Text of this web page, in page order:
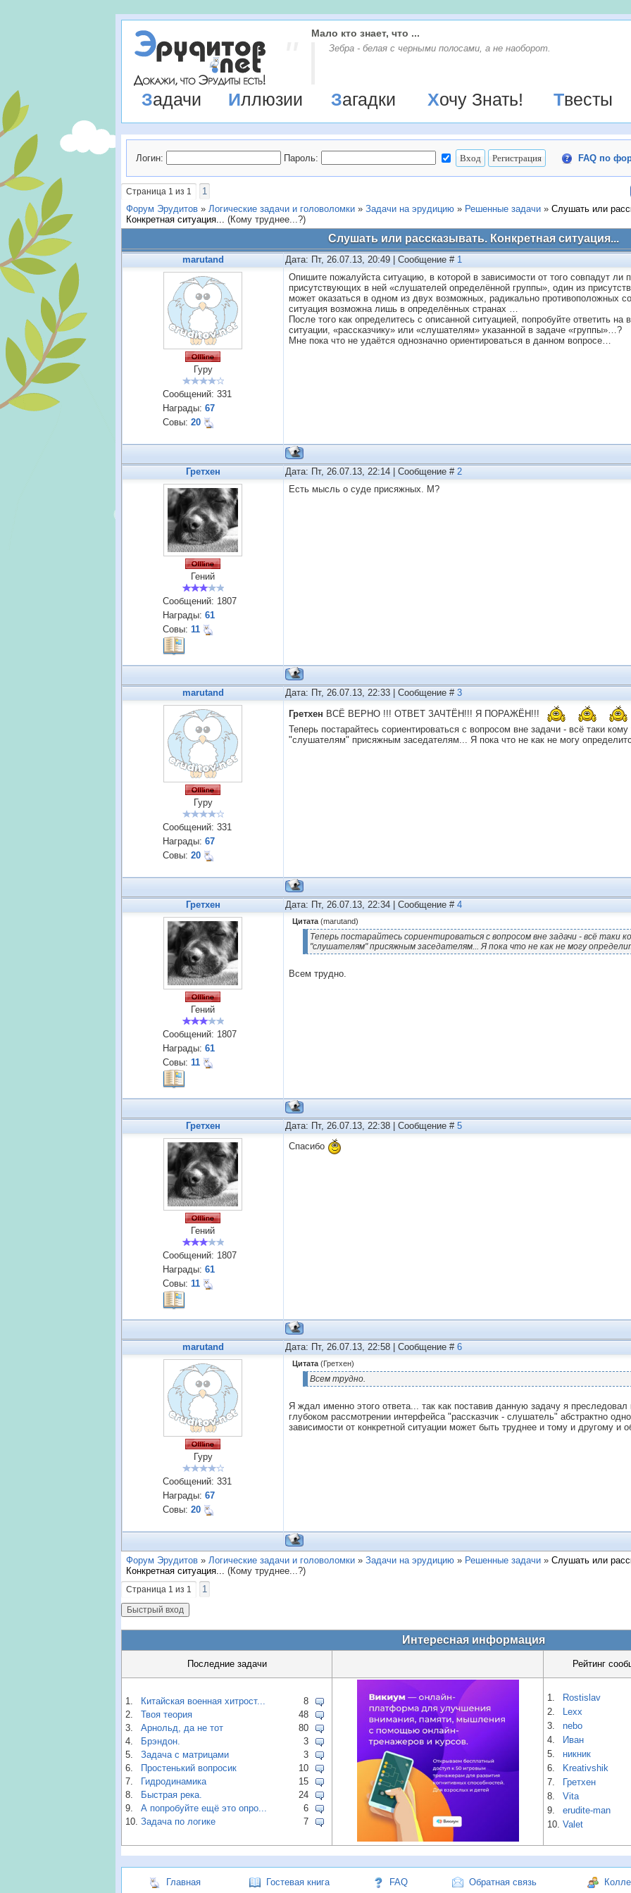
Мало кто знает, что ...
Зебра - белая с черными полосами, а не наоборот.
Задачи Иллюзии Загадки Хочу Знать! Твесты
Логин: Пароль: FAQ по
Страница 1 из 1
1
Форум Эрудитов » Логические задачи и головоломки » Задачи на эрудицию » Решенные задачи » Слушать или
Конкретная ситуация... (Кому труднее...?)
Слушать или рассказывать. Конкретная ситуация...
marutand Дата: Пт, 26.07.13, 20:49 | Сообщение # 1
Гуру
Сообщений: 331
Награды: 67
Совы: 20
Опишите пожалуйста ситуацию, в которой в зависимости от того совпадут ли
присутствующих в ней «слушателей определённой группы», один из
может оказаться в одном из двух возможных, радикально противоположных
ситуация возможна лишь в определённых странах …
После того как определитесь с описанной ситуацией, попробуйте ответить
ситуации, «рассказчику» или «слушателям» указанной в задаче «группы»…?
Мне пока что не удаётся однозначно ориентироваться в данном вопросе…
Гретхен Дата: Пт, 26.07.13, 22:14 | Сообщение # 2
Гений
Сообщений: 1807
Награды: 61
Совы: 11
Есть мысль о суде присяжных. М?
marutand Дата: Пт, 26.07.13, 22:33 | Сообщение # 3
Гуру
Сообщений: 331
Награды: 67
Совы: 20
Гретхен ВСЁ ВЕРНО !!! ОТВЕТ ЗАЧТЁН!!! Я ПОРАЖЁН!!!
Теперь постарайтесь сориентироваться с вопросом вне задачи - всё таки
"слушателям" присяжным заседателям... Я пока что не как не могу
Гретхен Дата: Пт, 26.07.13, 22:34 | Сообщение # 4
Гений
Сообщений: 1807
Награды: 61
Совы: 11
Цитата (marutand)
Теперь постарайтесь сориентироваться с вопросом вне задачи - всё таки
"слушателям" присяжным заседателям... Я пока что не как не могу
Всем трудно.
Гретхен Дата: Пт, 26.07.13, 22:38 | Сообщение # 5
Гений
Сообщений: 1807
Награды: 61
Совы: 11
Спасибо
marutand Дата: Пт, 26.07.13, 22:58 | Сообщение # 6
Гуру
Сообщений: 331
Награды: 67
Совы: 20
Цитата (Гретхен)
Всем трудно.
Я ждал именно этого ответа... так как поставив данную задачу я преследовал
глубоком рассмотрении интерфейса "рассказчик - слушатель" абстрактно
зависимости от конкретной ситуации может быть труднее и тому и другому и
Форум Эрудитов » Логические задачи и головоломки » Задачи на эрудицию » Решенные задачи » Слушать или
Конкретная ситуация... (Кому труднее...?)
Страница 1 из 1
1
Интересная информация
Последние задачи Рейтинг
1. Китайская военная хитрост...
8
2.
Твоя теория
48
3.
Арнольд, да не тот
80
4.
Брэндон.
3
5.
Задача с матрицами
3
6.
Простенький вопросик
10
7.
Гидродинамика
15
8.
Быстрая река.
24
9.
А попробуйте ещё это опро...
6
10. Задача по логике 7
1. Rostislav
2.
Lexx
3.
nebo
4.
Иван
5.
никник
6.
Kreativshik
7.
Гретхен
8.
Vita
9.
erudite-man
10. Valet
Главная Гостевая книга FAQ Обратная связь